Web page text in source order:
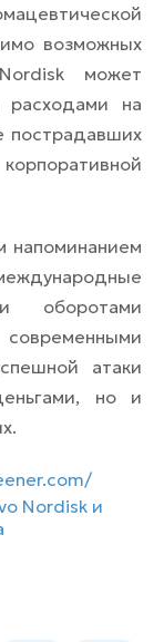
возможных
может
расходами на
пострадавших
напоминанием
оборотами
атаки
но и
Nordisk и